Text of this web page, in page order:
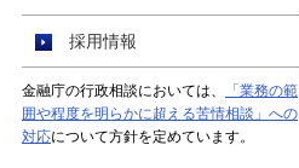
採用情報
金融庁の行政相談においては、
「業務の範
囲や程度を明らかに超える苦情相談」への
対応について方針を定めています。